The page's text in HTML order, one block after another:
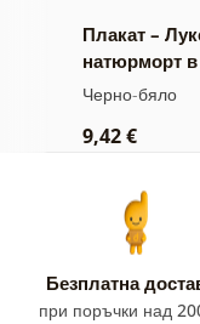
Плакат –
натюрморт в
черно и бяло
Черно-бяло
9,42 €
Безплатна
при поръчки над